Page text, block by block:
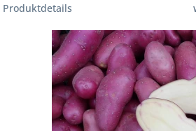
Produktdetails